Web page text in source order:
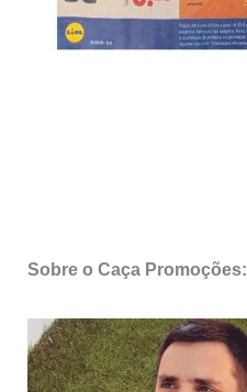
Sobre o Caça Promoções: